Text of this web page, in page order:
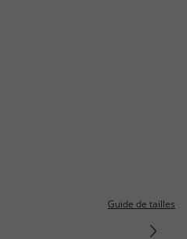
Guide de tailles